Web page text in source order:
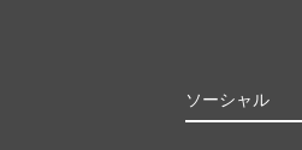
ソーシャル